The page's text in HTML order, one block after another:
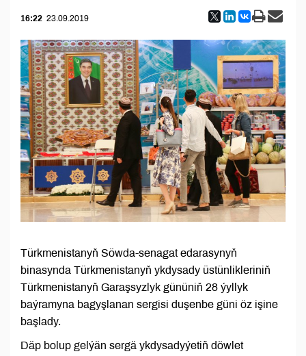
16:22 23.09.2019
Türkmenistanyň Söwda-senagat edarasynyň
binasynda Türkmenistanyň ykdysady üstünlikleriniň
Türkmenistanyň Garaşsyzlyk gününiň 28 ýyllyk
baýramyna bagyşlanan sergisi duşenbe güni öz işine
başlady.
Däp bolup gelýän sergä ykdysadyýetiň döwlet